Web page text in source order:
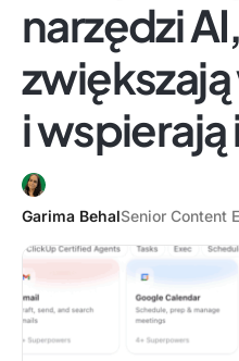
narzędzi
i
Garima BehalSenior Content